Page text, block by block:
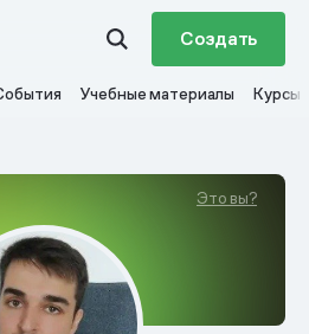
Создать
Учебные материалы Курсы
Это вы?